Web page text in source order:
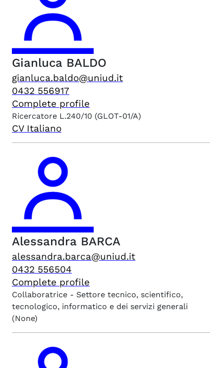
Gianluca BALDO
gianluca.baldo@uniud.it
0432 556917
Complete profile
Ricercatore L.240/10 (GLOT-01/A)
CV Italiano
Alessandra BARCA
alessandra.barca@uniud.it
0432 556504
Complete profile
Collaboratrice - Settore tecnico, scientifico,
tecnologico, informatico e dei servizi generali
(None)